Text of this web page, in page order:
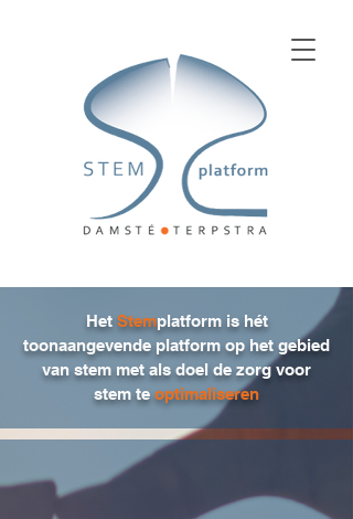
Het Stemplatform is hét
toonaangevende platform op het gebied
van stem met als doel de zorg voor
stem te optimaliseren